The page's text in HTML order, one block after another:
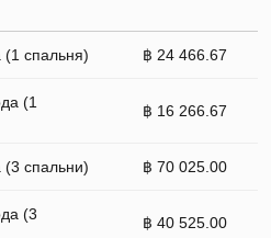
(1 спальня) ฿ 24 466.67
(1
฿ 16 266.67
(3 спальни) ฿ 70 025.00
(3
฿ 40 525.00